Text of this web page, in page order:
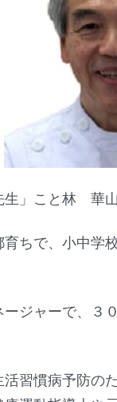
生」こと林 華
ちで、小中学
ジャーで、３
活習慣病予防